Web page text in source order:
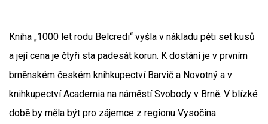
Kniha „1000 let rodu Belcredi“ vyšla v nákladu pěti set kusů
a její cena je čtyři sta padesát korun. K dostání je v prvním
brněnském českém knihkupectví Barvič a Novotný a v
knihkupectví Academia na náměstí Svobody v Brně. V blízké
době by měla být pro zájemce z regionu Vysočina